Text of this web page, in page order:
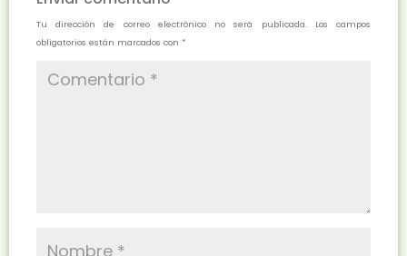
Tu dirección de correo electrónico no será publicada.
Los campos
obligatorios están marcados con *